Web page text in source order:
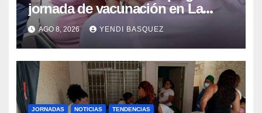
jornada de vacunación en La
Guaira para garantizar protección
epidemiológica
AGO 8, 2026 YENDI BASQUEZ
JORNADAS NOTICIAS TENDENCIAS